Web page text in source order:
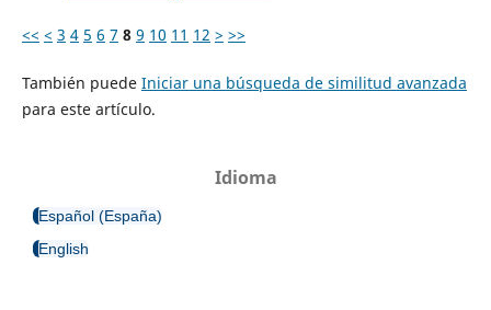
<< < 3 4 5 6 7 8 9 10 11 12 > >>
También puede Iniciar una búsqueda de similitud avanzada
para este artículo.
Idioma
Español (España)
English